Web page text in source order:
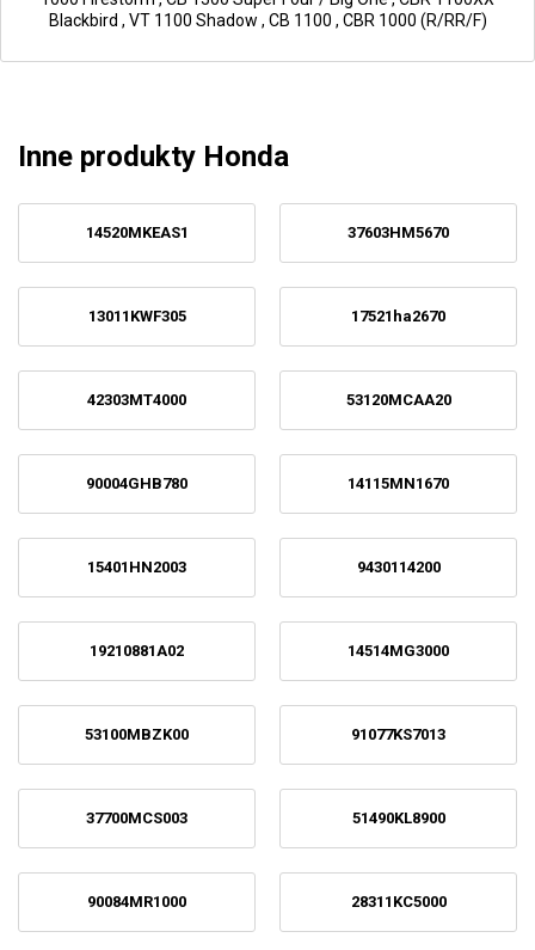
Blackbird , VT 1100 Shadow , CB 1100 , CBR 1000 (R/RR/F)
Inne produkty Honda
14520MKEAS1 37603HM5670
13011KWF305 17521ha2670
42303MT4000 53120MCAA20
90004GHB780 14115MN1670
15401HN2003 9430114200
19210881A02 14514MG3000
53100MBZK00 91077KS7013
37700MCS003 51490KL8900
90084MR1000 28311KC5000